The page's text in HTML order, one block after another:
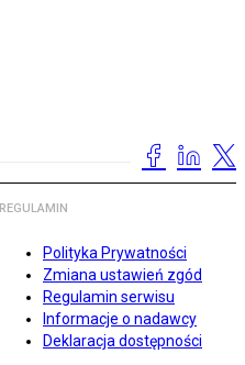
REGULAMIN
Polityka Prywatności
Zmiana ustawień zgód
Regulamin serwisu
Informacje o nadawcy
Deklaracja dostępności